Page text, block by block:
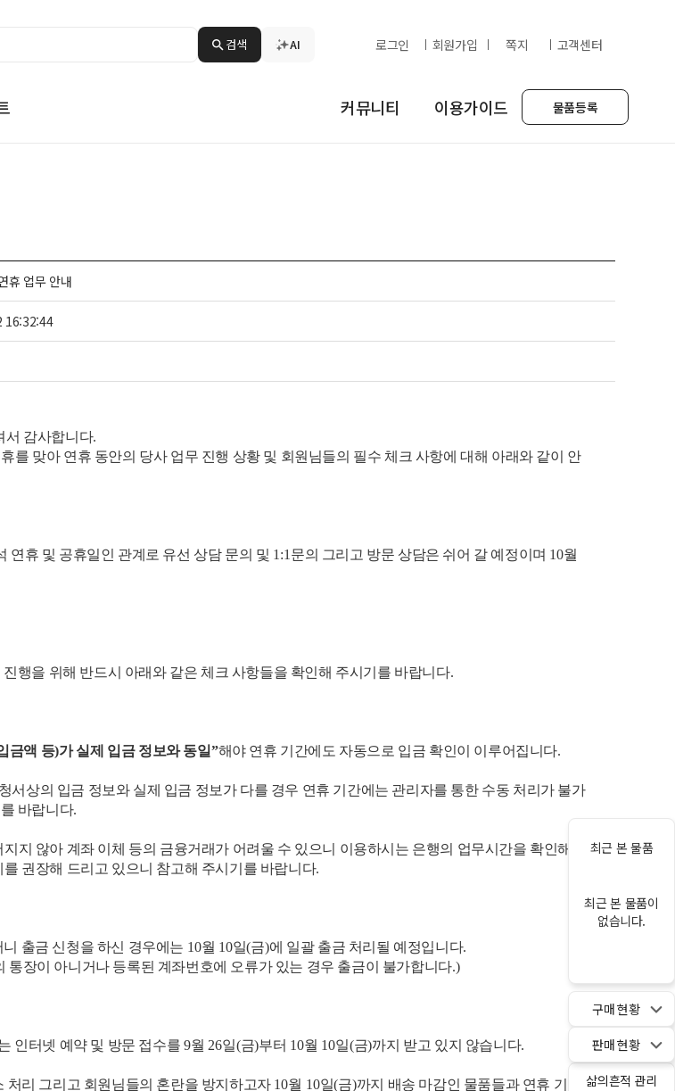
검색 AI 로그인 회원가입 쪽지 고객센터
커뮤니티 이용가이드 물품등록
휴 업무 안내
16:32:44
서 감사합니다.
를 맞아 연휴 동안의 당사 업무 진행 상황 및 회원님들의 필수 체크 사항에 대해 아래와 같이 안
연휴 및 공휴일인 관계로 유선 상담 문의 및 1:1 문의 그리고 방문 상담은 쉬어 갈 예정이며 10월
행을 위해 반드시 아래와 같은 체크 사항들을 확인해 주시기를 바랍니다.
금액 등)가 실제 입금 정보와 동일”해야 연휴 기간에도 자동으로 입금 확인이 이루어집니다.
서상의 입금 정보와 실제 입금 정보가 다를 경우 연휴 기간에는 관리자를 통한 수동 처리가 불가
바랍니다.
지 않아 계좌 이체 등의 금융거래가 어려울 수 있으니 이용하시는 은행의 업무시간을 확인해 주
권장해 드리고 있으니 참고해 주시기를 바랍니다.
출금 신청을 하신 경우에는 10월 10일(금)에 일괄 출금 처리될 예정입니다.
통장이 아니거나 등록된 계좌번호에 오류가 있는 경우 출금이 불가합니다.)
인터넷 예약 및 방문 접수를 9월 26일(금)부터 10월 10일(금)까지 받고 있지 않습니다.
처리 그리고 회원님들의 혼란을 방지하고자 10월 10일(금)까지 배송 마감인 물품들과 연휴 기간
최근 본 물품
최근 본 물품이
없습니다.
구매 현황
판매 현황
삶의흔적 관리